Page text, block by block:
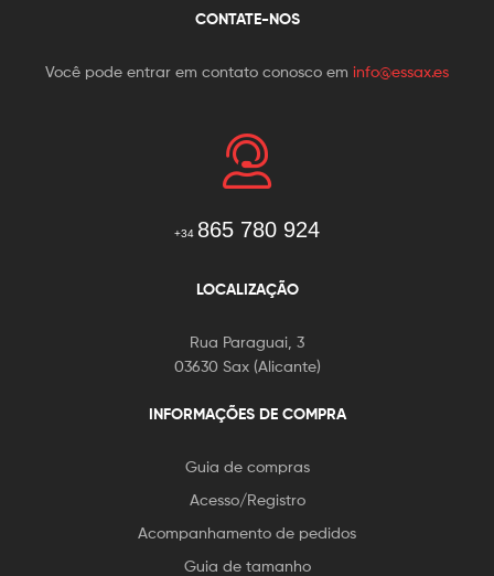
CONTATE-NOS
Você pode entrar em contato conosco em info@essax.es
+34 865 780 924
LOCALIZAÇÃO
Rua Paraguai, 3
03630 Sax (Alicante)
INFORMAÇÕES DE COMPRA
Guia de compras
Acesso/Registro
Acompanhamento de pedidos
Guia de tamanho